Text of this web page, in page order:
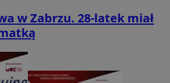
w Zabrzu. 28-latek miał